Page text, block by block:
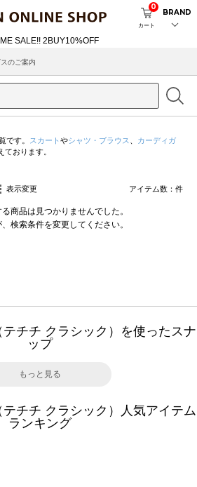
カート
0
BRAND
のご案内
です。 スカート やシャツ・ブラウス
カーディガ
おります。
表示変更 アイテム数： 件
商品は見つかりませんでした。
検索条件を変更してください。
チチ クラシック）を使ったスナ
ップ
もっと見る
チチ クラシック）人気アイテム
ランキング